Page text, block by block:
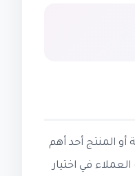
أو المنتج أحد أهم
في اختيار